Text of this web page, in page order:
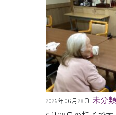
2026年06月28日 未分類